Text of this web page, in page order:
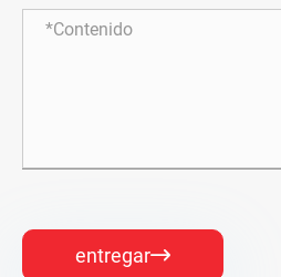
entregar